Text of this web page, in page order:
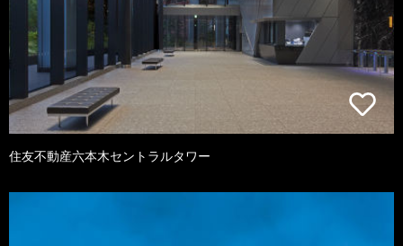
住友不動産六本木セントラルタワー